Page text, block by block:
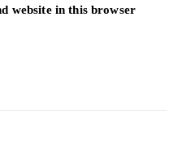
website in this browser